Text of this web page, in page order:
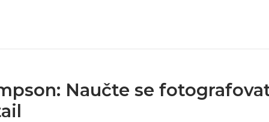
Naučte se